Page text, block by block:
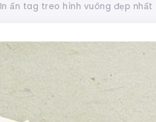
In ấn tag treo hình vuông đẹp nhất